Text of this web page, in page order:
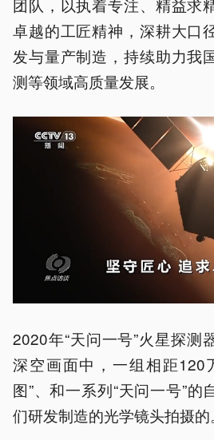
团队，以执着专注、精益求
卓越的工匠精神，深耕大口
发与量产制造，持续助力我
测等领域高质量发展。
2020年“天问一号”火星探测
深空画面中，一组相距120
图”、和一系列“天问一号”
们研发制造的光学镜头拍摄的。